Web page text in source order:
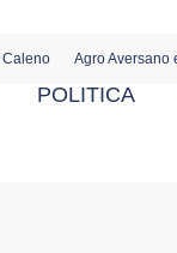
Caleno Agro Aversano
POLITICA